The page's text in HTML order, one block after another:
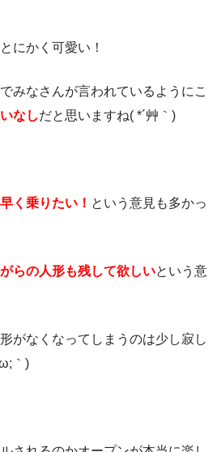
にかく可愛い！
みなさんが言われているようにこ
なしだと思いますね( *´艸｀)
早く乗りたい！ という意見も多かっ
らの人形も残して欲しいという意
がなくなってしまうのは少し寂し
｀)